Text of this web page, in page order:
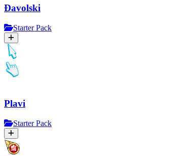
Đavolski
Starter Pack
Plavi
Starter Pack